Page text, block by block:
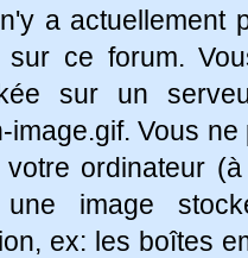
a actuellement
sur ce forum.
sur un
image.gif. Vous
ordinateur
image
ex: les boîtes